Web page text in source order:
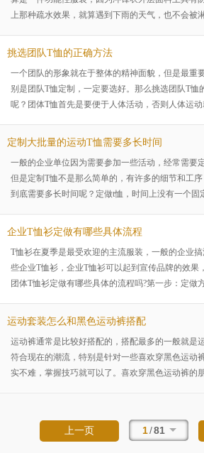
断，光泽度增加，染色性能提高，不易掉色，不易
格成本比
上那种疏水效果，就算遇到下雨的天气，也不会被
最好放在洗衣袋里边，把拉链拉好，扣子扣上，但
再加上偶尔的干洗，这样更能彻底洗净冲锋衣。冲
衣服，平时并不需要经常洗，如果是表面有一些小
者海绵稍
挑选团队T恤的正确方法
一个团队的形象就在于整体的精神面貌，但是最重
别是团队T恤定制，一定要选好。那么挑选团队T恤
呢？团体T恤首先是要便于人体活动，否则人体运
各个部位要有一定的伸缩性。其次要有良好的散热
就要求挑选时，T恤的质地要以吸湿、散热性能好
物为最佳。此外，挑选运动服也要讲究色彩。因为
照射，为使
定制大批量的运动T恤需要多长时间
一般的企业单位因为需要参加一些活动，经常需要
但是定制T恤不是那么简单的，有许多的细节和工
到底需要多长时间呢？定做t恤，时间上没有一个固
的款式，然后定制数量是多少，印刷logo图案是什
后续订单的时间，毕竟在生产中的订单要制作完才
很着急要货的话，一定要与厂家沟通清楚，让厂家
来，
企业T恤衫定做有哪些具体流程
T恤衫在夏季是最受欢迎的主流服装，一般的企业
些企业T恤衫，企业T恤衫可以起到宣传品牌的效果
团体T恤衫定做有哪些具体的流程吗?第一步：定做
会安排专业的设计师一对一为您服务，以最快的时
品制作。样衣出来后，您可以根据样品提出修改意
继续为您打样修改。第三步：定做签订合同/提交订
签订
运动套装怎么和黑色运动裤搭配
运动裤通常是比较好搭配的，搭配最多的一般就是
符合现在的潮流，特别是针对一些喜欢穿黑色运动
实不难，掌握技巧就可以了。喜欢穿黑色运动裤的
些休闲装，搭配黑色运动裤，这样会显得很奇葩。
较广，可以穿得比较常规，也可以穿得比较俏皮可
上一页 1/81